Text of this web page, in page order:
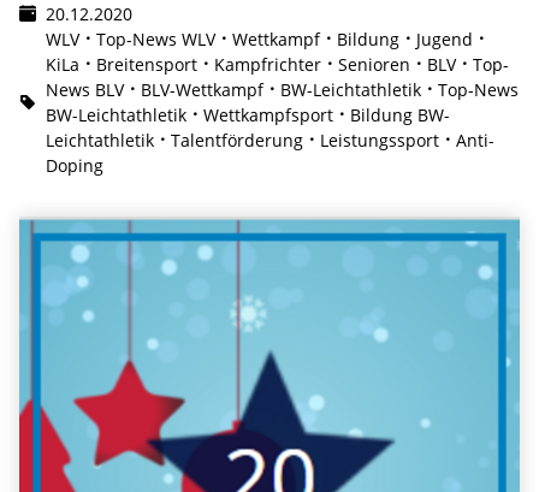
20.12.2020
WLV
Top-News WLV Wettkampf Bildung
Jugend
KiLa
Breitensport Kampfrichter Senioren BLV
Top-
News BLV
BLV-Wettkampf BW-Leichtathletik
Top-News
BW-Leichtathletik
Wettkampfsport
Bildung BW-
Leichtathletik
Talentförderung Leistungssport
Anti-
Doping